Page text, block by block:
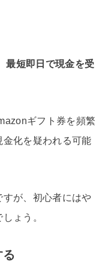
最短即日で現金を受
ギフト券を頻繁
化を疑われる可能
が、初心者にはや
ょう。